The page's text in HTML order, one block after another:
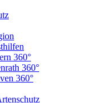
360°
360°
360°